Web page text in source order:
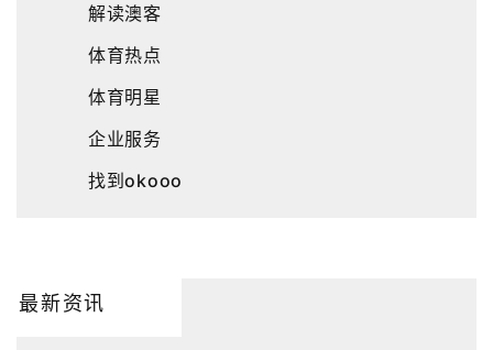
解读澳客
体育热点
体育明星
企业服务
找到okooo
最新资讯